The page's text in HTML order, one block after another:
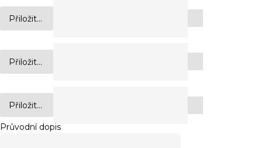
Přiložit...
Přiložit...
Přiložit...
Průvodní dopis